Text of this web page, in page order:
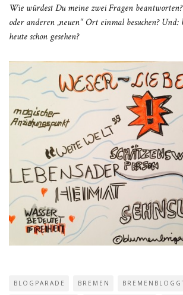
Wie würdest Du meine zwei Fragen
oder anderen „neuen“ Ort einmal besuchen? Und:
heute schon gesehen?
BLOGPARADE BREMEN